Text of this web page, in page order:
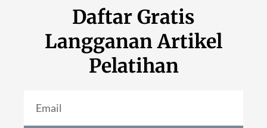
Daftar Gratis
Langganan Artikel
Pelatihan